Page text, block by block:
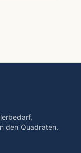
den Quadraten.